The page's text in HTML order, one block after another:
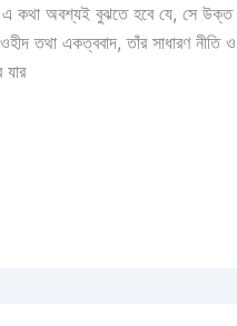
কথা অবশ্যই বুঝতে হবে যে, সে উক্ত
একত্ববাদ, তাঁর সাধারণ নীতি ও